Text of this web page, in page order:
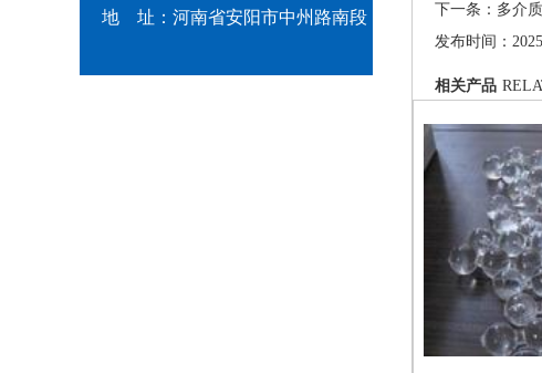
地 址：河南省安阳市中州路南段 下一条： 多介
发布时间：
相关产品